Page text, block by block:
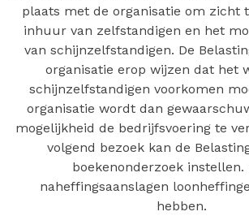
plaats met de organisatie om zicht
inhuur van zelfstandigen en het
van schijnzelfstandigen. De
organisatie erop wijzen dat het
schijnzelfstandigen voorkomen
organisatie wordt dan
mogelijkheid de bedrijfsvoering te
volgend bezoek kan de
boekenonderzoek instellen.
naheffingsaanslagen
hebben.